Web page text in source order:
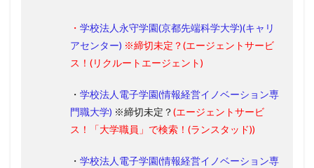
・ 学校法人永守学園(京都先端科学大学)(キャリ
アセンター) ※締切未定？(エージェントサービ
ス！(リクルートエージェント)
・ 学校法人電子学園(情報経営イノベーション専
門職大学) ※締切未定？(エージェントサービ
ス！「大学職員」で検索！(ランスタッド))
・ 学校法人電子学園(情報経営イノベーション専